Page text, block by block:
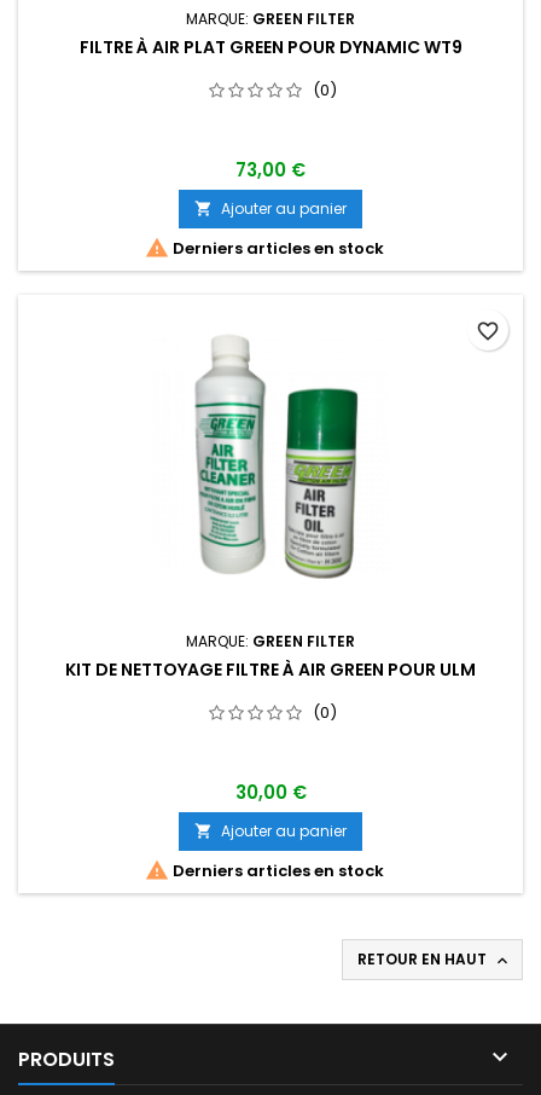
MARQUE: GREEN FILTER
FILTRE À AIR PLAT GREEN POUR DYNAMIC WT9
(0)
73,00 €
 Ajouter au panier
 Derniers articles en stock
MARQUE: GREEN FILTER
KIT DE NETTOYAGE FILTRE À AIR GREEN POUR ULM
(0)
30,00 €
 Ajouter au panier
 Derniers articles en stock
favorite_border
RETOUR EN HAUT 
PRODUITS 